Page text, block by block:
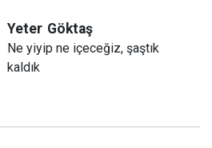
Yeter Göktaş
Ne yiyip ne içeceğiz, şaştık
kaldık